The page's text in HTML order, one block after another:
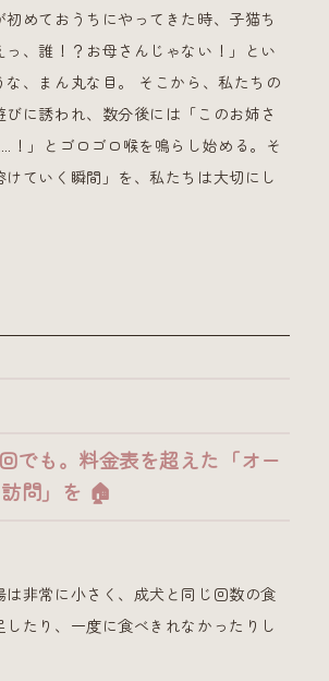
めておうちにやってきた時、子猫ち
っ、誰！？お母さんじゃない！」とい
な、まん丸な目。 そこから、私たちの
に誘われ、数分後には「このお姉さ
！」とゴロゴロ喉を鳴らし始める。そ
けていく瞬間」を、私たちは大切にし
でも。料金表を超えた「オー
問」を 🏠
は非常に小さく、成犬と同じ回数の食
したり、一度に食べきれなかったりし